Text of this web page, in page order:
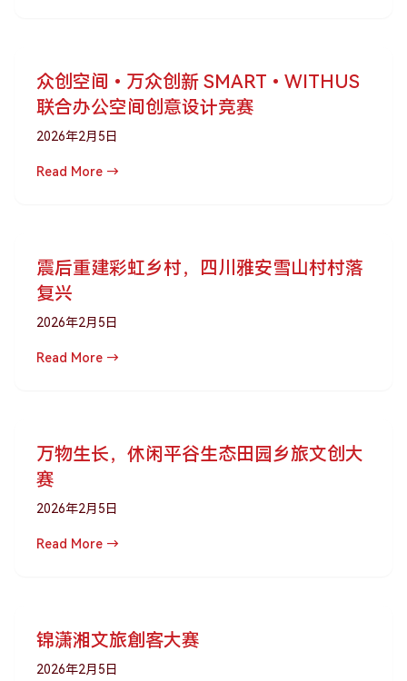
众创空间•万众创新 SMART•WITHUS
联合办公空间创意设计竞赛
2026年2月5日
Read More →
震后重建彩虹乡村，四川雅安雪山村村落
复兴
2026年2月5日
Read More →
万物生长，休闲平谷生态田园乡旅文创大
赛
2026年2月5日
Read More →
锦潇湘文旅創客大赛
2026年2月5日